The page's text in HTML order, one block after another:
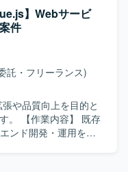
イル）
（Kotlin）まで横断し
仕様の設計および検
装・テストまで一貫
害発生時の監視、原
います。 ・AIエージ
・改善を行い、チー
ニア・QAからなる
確認しながら開発を
おける他部署との連
】Webサービ
件
託・フリーランス)
や品質向上を目的と
存
ンド開発・運用を担